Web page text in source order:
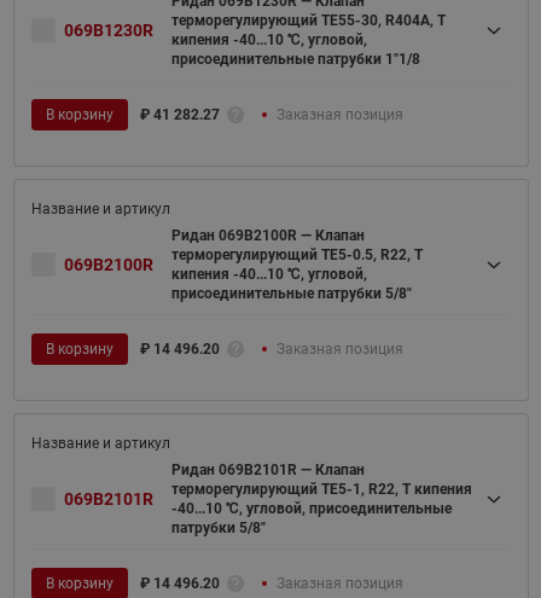
069B1230R
терморегулирующий TE55-30, R404A, T
кипения -40...10 ℃, угловой,
присоединительные патрубки 1"1/8
В корзину ₽ 41 282.27 Заказная позиция
069B2100R
Ридан 069B2100R — Клапан
терморегулирующий TE5-0.5, R22, T
кипения -40...10 ℃, угловой,
присоединительные патрубки 5/8"
В корзину ₽ 14 496.20 Заказная позиция
069B2101R
Ридан 069B2101R — Клапан
терморегулирующий TE5-1, R22, T кипения
-40...10 ℃, угловой, присоединительные
патрубки 5/8"
В корзину ₽ 14 496.20 Заказная позиция